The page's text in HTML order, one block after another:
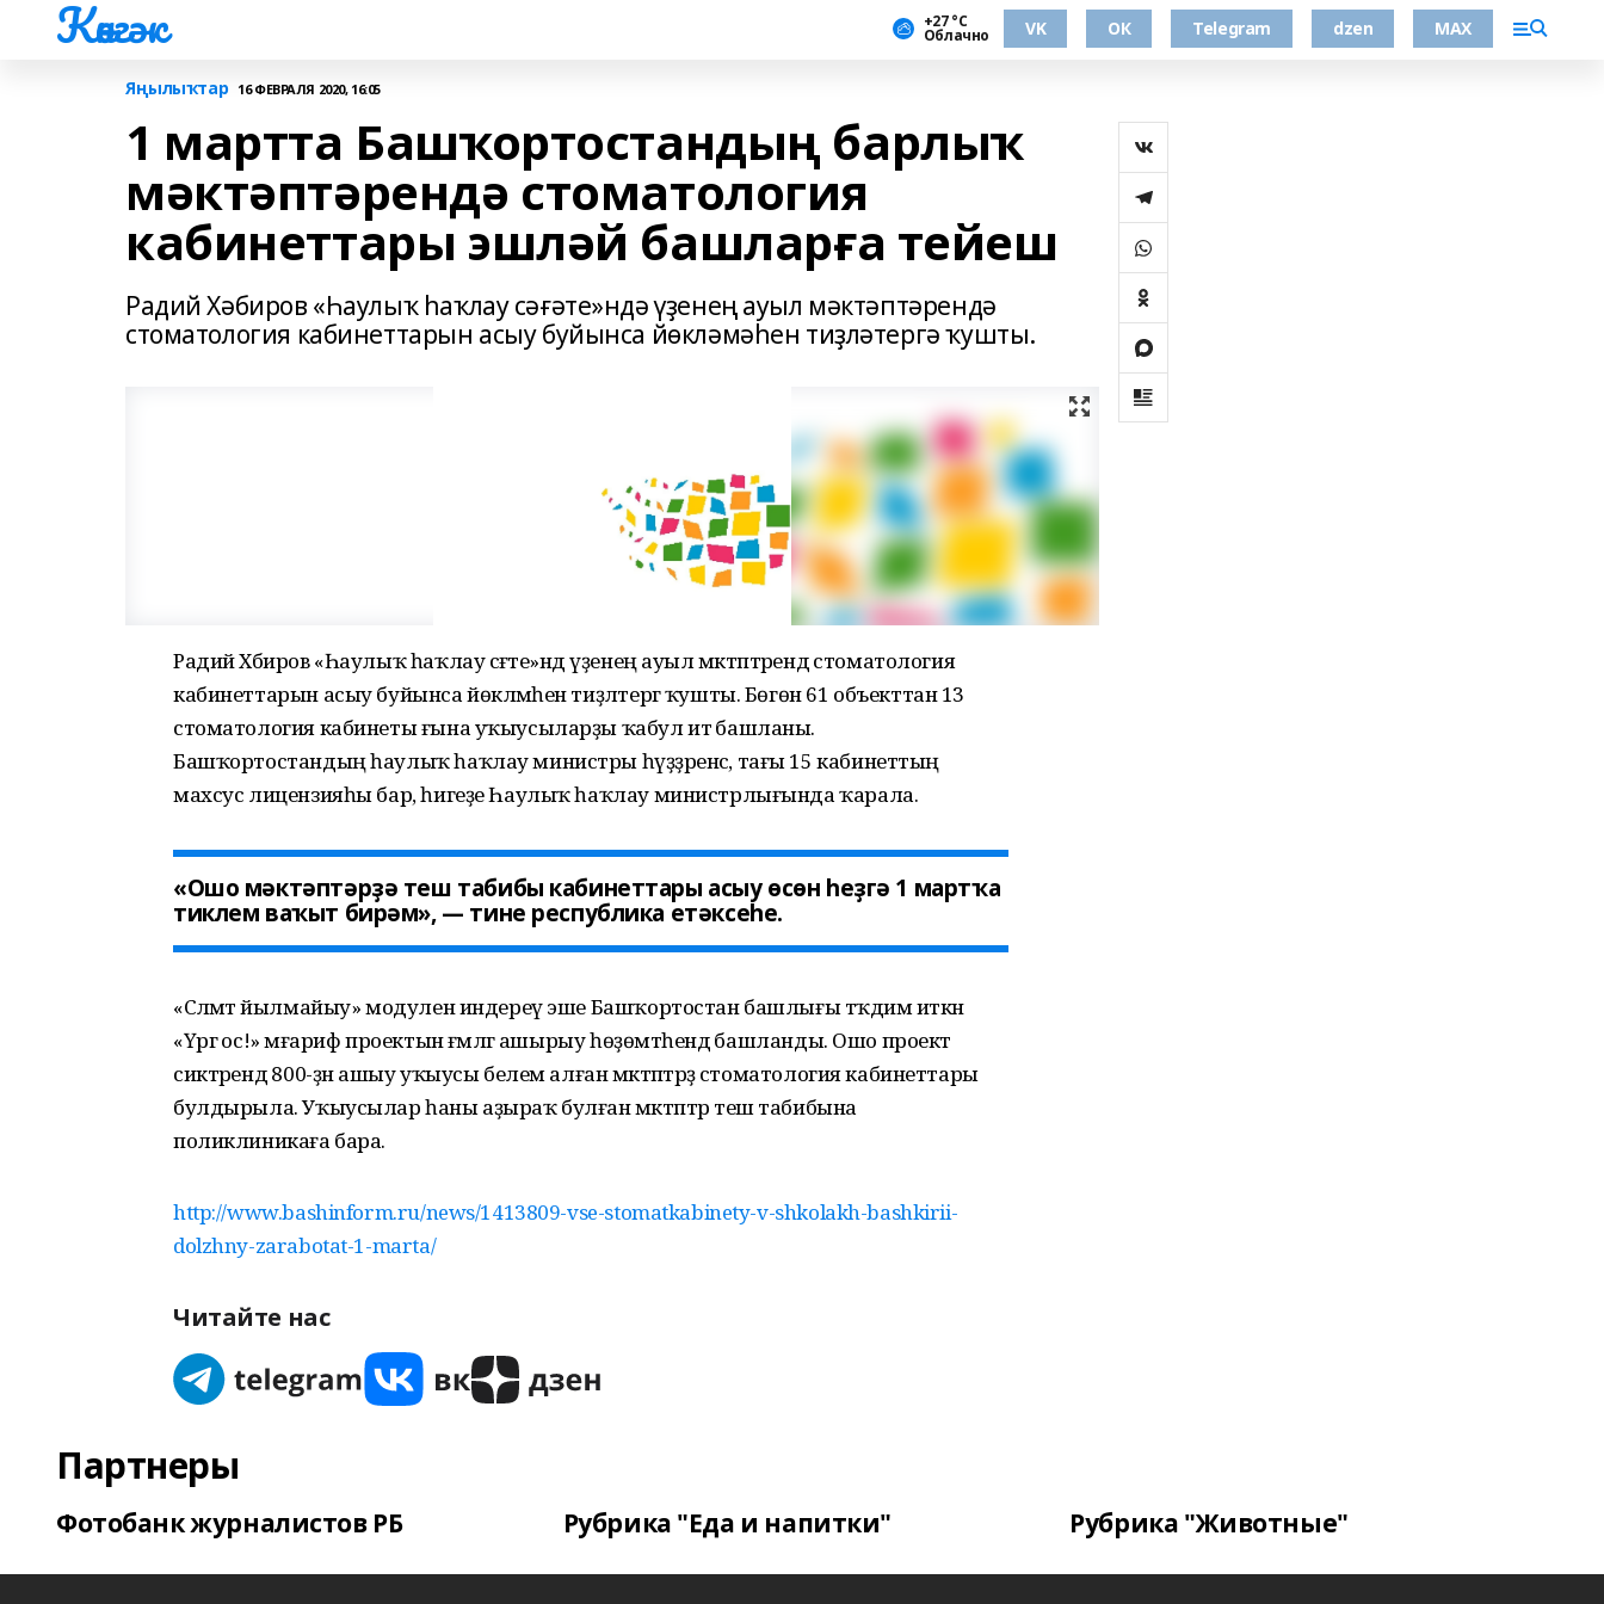
Көнгәк +27 °С
Облачно VK ОК Telegram dzen MAX
Яңылыҡтар 16 ФЕВРАЛЯ 2020, 16:05
1 мартта Башҡортостандың барлыҡ
мәктәптәрендә стоматология
кабинеттары эшләй башларға тейеш
Радий Хәбиров «Һаулыҡ һаҡлау сәғәте»ндә үҙенең ауыл мәктәптәрендә
стоматология кабинеттарын асыу буйынса йөкләмәһен тиҙләтергә ҡушты.
Радий Хәбиров «Һаулыҡ һаҡлау сәғәте»ндә үҙенең ауыл мәктәптәрендә стоматология
кабинеттарын асыу буйынса йөкләмәһен тиҙләтергә ҡушты. Бөгөн 61 объекттан 13
стоматология кабинеты ғына уҡыусыларҙы ҡабул итә башланы.
Башҡортостандың һаулыҡ һаҡлау министры һүҙҙәренсә, тағы 15 кабинеттың
махсус лицензияһы бар, һигеҙе Һаулыҡ һаҡлау министрлығында ҡарала.
«Ошо мәктәптәрҙә теш табибы кабинеттары асыу өсөн һеҙгә 1 мартҡа
тиклем ваҡыт бирәм», — тине республика етәксеһе.
«Сәләмәт йылмайыу» модулен индереү эше Башҡортостан башлығы тәҡдим иткән
«Үргә ос!» мәғариф проектын ғәмәлгә ашырыу һөҙөмтәһендә башланды. Ошо проект
сиктәрендә 800-ҙән ашыу уҡыусы белем алған мәктәптәрҙә стоматология кабинеттары
булдырыла. Уҡыусылар һаны аҙыраҡ булған мәктәптәр теш табибына
поликлиникаға бара.
http://www.bashinform.ru/news/1413809-vse-stomatkabinety-v-shkolakh-bashkirii-
dolzhny-zarabotat-1-marta/
Читайте нас
Партнеры
Фотобанк журналистов РБ Рубрика "Еда и напитки" Рубрика "Животные"